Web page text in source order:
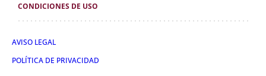
CONDICIONES DE USO
AVISO LEGAL
POLÍTICA DE PRIVACIDAD